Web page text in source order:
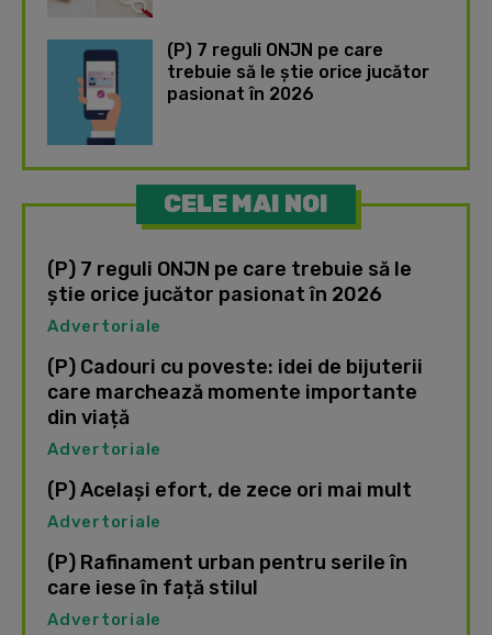
(P) 7 reguli ONJN pe care
trebuie să le știe orice jucător
pasionat în 2026
CELE MAI NOI
(P) 7 reguli ONJN pe care trebuie să le
știe orice jucător pasionat în 2026
Advertoriale
(P) Cadouri cu poveste: idei de bijuterii
care marchează momente importante
din viață
Advertoriale
(P) Același efort, de zece ori mai mult
Advertoriale
(P) Rafinament urban pentru serile în
care iese în față stilul
Advertoriale